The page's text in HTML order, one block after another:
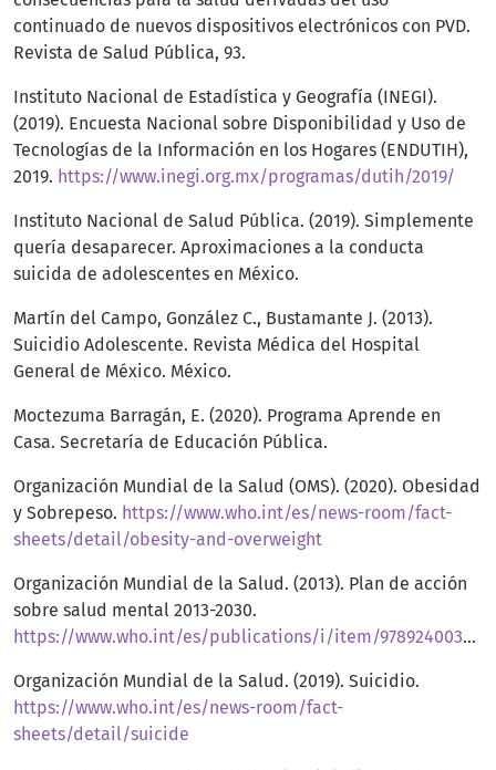
continuado de nuevos dispositivos electrónicos con PVD.
Revista de Salud Pública, 93.
Instituto Nacional de Estadística y Geografía (INEGI).
(2019). Encuesta Nacional sobre Disponibilidad y Uso de
Tecnologías de la Información en los Hogares (ENDUTIH),
2019. https://www.inegi.org.mx/programas/dutih/2019/
Instituto Nacional de Salud Pública. (2019). Simplemente
quería desaparecer. Aproximaciones a la conducta
suicida de adolescentes en México.
Martín del Campo, González C., Bustamante J. (2013).
Suicidio Adolescente. Revista Médica del Hospital
General de México. México.
Moctezuma Barragán, E. (2020). Programa Aprende en
Casa. Secretaría de Educación Pública.
Organización Mundial de la Salud (OMS). (2020). Obesidad
y Sobrepeso. https://www.who.int/es/news-room/fact-
sheets/detail/obesity-and-overweight
Organización Mundial de la Salud. (2013). Plan de acción
sobre salud mental 2013-2030.
https://www.who.int/es/publications/i/item/9789240031029
Organización Mundial de la Salud. (2019). Suicidio.
https://www.who.int/es/news-room/fact-
sheets/detail/suicide